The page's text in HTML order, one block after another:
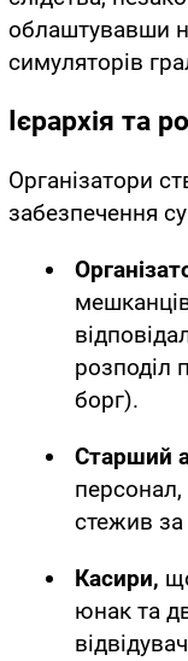
облаштувавши
симуляторів
Ієрархія та
Організатори
забезпечення
розподіл
борг).
Старший
стежив
Касири,
юнак та